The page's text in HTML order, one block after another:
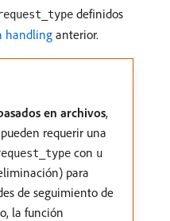
definidos
handlinganterior.
en archivos,
requerir una
con u
para
de seguimiento de
la función